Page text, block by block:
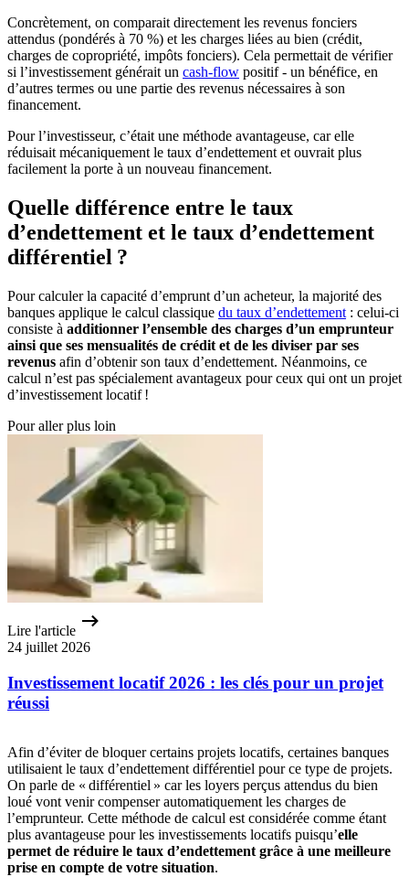
Concrètement, on comparait directement les revenus fonciers
attendus (pondérés à 70 %) et les charges liées au bien (crédit,
charges de copropriété, impôts fonciers). Cela permettait de vérifier
si l’investissement générait un cash-flow positif - un bénéfice, en
d’autres termes ou une partie des revenus nécessaires à son
financement.
Pour l’investisseur, c’était une méthode avantageuse, car elle
réduisait mécaniquement le taux d’endettement et ouvrait plus
facilement la porte à un nouveau financement.
Quelle différence entre le taux
d’endettement et le taux d’endettement
différentiel ?
Pour calculer la capacité d’emprunt d’un acheteur, la majorité des
banques applique le calcul classique du taux d’endettement : celui-ci
consiste à additionner l’ensemble des charges d’un emprunteur
ainsi que ses mensualités de crédit et de les diviser par ses
revenus afin d’obtenir son taux d’endettement. Néanmoins, ce
calcul n’est pas spécialement avantageux pour ceux qui ont un projet
d’investissement locatif !
Pour aller plus loin
Lire l'article
24 juillet 2026
Investissement locatif 2026 : les clés pour un projet
réussi
Afin d’éviter de bloquer certains projets locatifs, certaines banques
utilisaient le taux d’endettement différentiel pour ce type de projets.
On parle de « différentiel » car les loyers perçus attendus du bien
loué vont venir compenser automatiquement les charges de
l’emprunteur. Cette méthode de calcul est considérée comme étant
plus avantageuse pour les investissements locatifs puisqu’elle
permet de réduire le taux d’endettement grâce à une meilleure
prise en compte de votre situation.